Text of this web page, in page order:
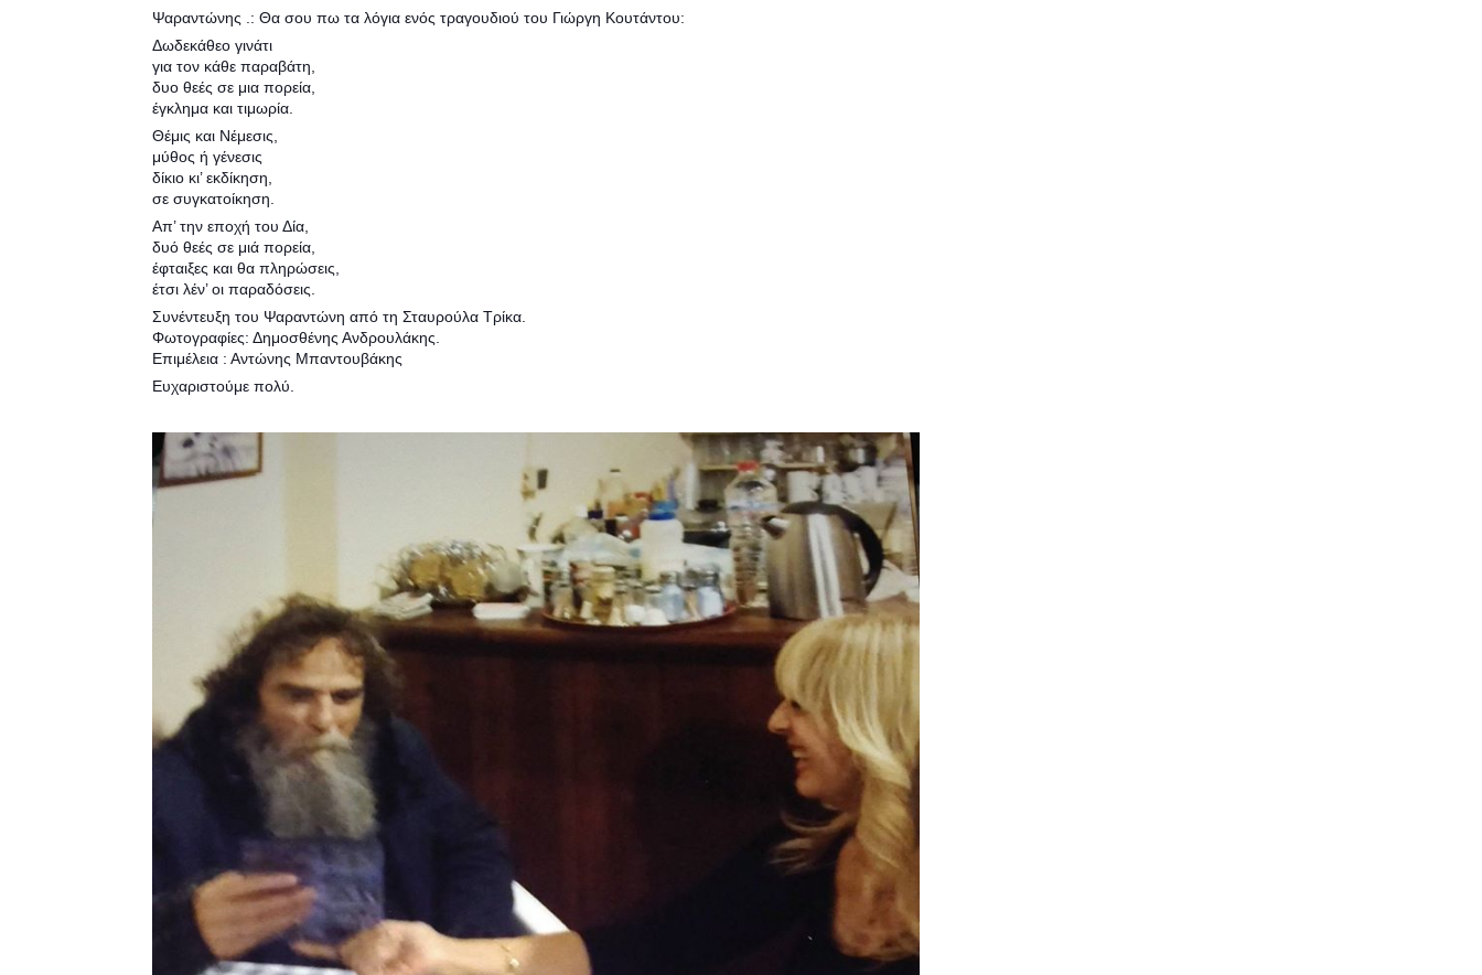
Ψαραντώνης .: Θα σου πω τα λόγια ενός τραγουδιού του Γιώργη Κουτάντου:
Δωδεκάθεο γινάτι
για τον κάθε παραβάτη,
δυο θεές σε μια πορεία,
έγκλημα και τιμωρία.
Θέμις και Νέμεσις,
μύθος ή γένεσις
δίκιο κι’ εκδίκηση,
σε συγκατοίκηση.
Απ’ την εποχή του Δία,
δυό θεές σε μιά πορεία,
έφταιξες και θα πληρώσεις,
έτσι λέν’ οι παραδόσεις.
Συνέντευξη του Ψαραντώνη από τη Σταυρούλα Τρίκα.
Φωτογραφίες: Δημοσθένης Ανδρουλάκης.
Επιμέλεια : Αντώνης Μπαντουβάκης
Ευχαριστούμε πολύ.